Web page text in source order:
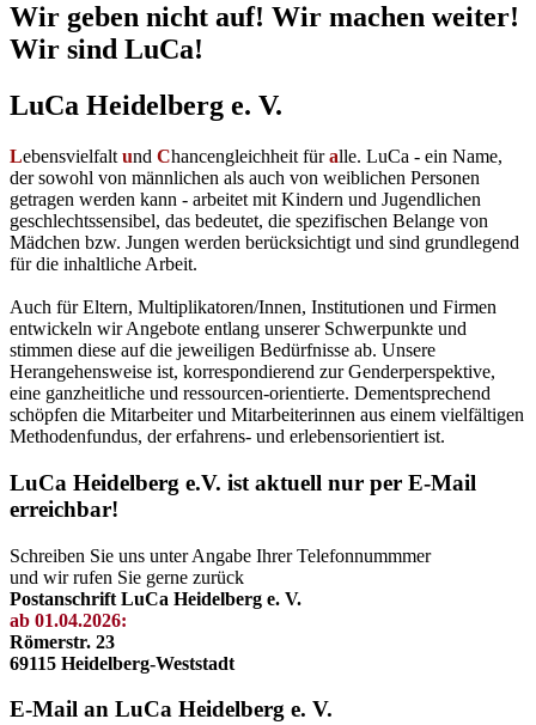
Wir geben nicht auf! Wir machen weiter!
Wir sind LuCa!
LuCa Heidelberg e. V.
Lebensvielfalt und Chancengleichheit füralle. LuCa - ein Name,
der sowohl von männlichen als auch von weiblichen Personen
getragen werden kann - arbeitet mit Kindern und Jugendlichen
geschlechtssensibel, das bedeutet, die spezifischen Belange von
Mädchen bzw. Jungen werden berücksichtigt und sind grundlegend
für die inhaltliche Arbeit.
Auch für Eltern, Multiplikatoren/Innen, Institutionen und Firmen
entwickeln wir Angebote entlang unserer Schwerpunkte und
stimmen diese auf die jeweiligen Bedürfnisse ab. Unsere
Herangehensweise ist, korrespondierend zur Genderperspektive,
eine ganzheitliche und ressourcen-orientierte. Dementsprechend
schöpfen die Mitarbeiter und Mitarbeiterinnen aus einem vielfältigen
Methodenfundus, der erfahrens- und erlebensorientiert ist.
LuCa Heidelberg e.V. ist aktuell nur per E-Mail
erreichbar!
Schreiben Sie uns unter Angabe Ihrer Telefonnummmer
und wir rufen Sie gerne zurück
Postanschrift LuCa Heidelberg e. V.
ab 01.04.2026:
Römerstr. 23
69115 Heidelberg-Weststadt
E-Mail an LuCa Heidelberg e. V.